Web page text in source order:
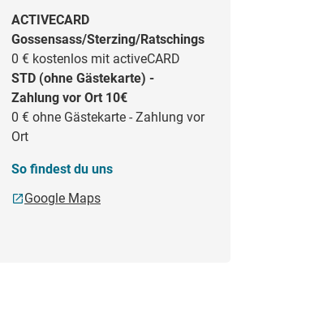
ACTIVECARD
Gossensass/Sterzing/Ratschings
0 € kostenlos mit activeCARD
STD (ohne Gästekarte) -
Zahlung vor Ort 10€
0 € ohne Gästekarte - Zahlung vor
Ort
So findest du uns
Google Maps